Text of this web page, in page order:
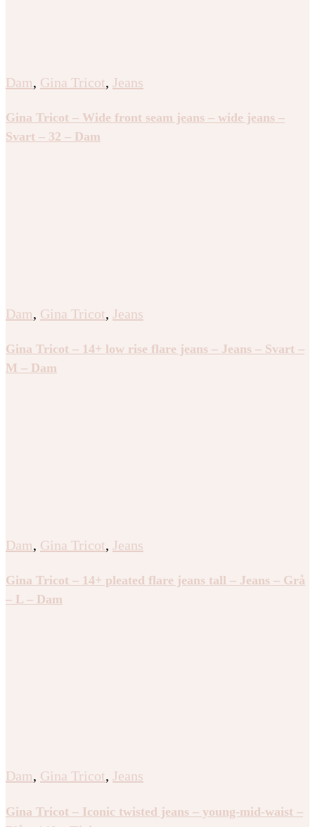
Dam, Gina Tricot, Jeans
Gina Tricot – Wide front seam jeans – wide jeans –
Svart – 32 – Dam
Dam, Gina Tricot, Jeans
Gina Tricot – 14+ low rise flare jeans – Jeans – Svart –
M – Dam
Dam, Gina Tricot, Jeans
Gina Tricot – 14+ pleated flare jeans tall – Jeans – Grå
– L – Dam
Dam, Gina Tricot, Jeans
Gina Tricot – Iconic twisted jeans – young-mid-waist –